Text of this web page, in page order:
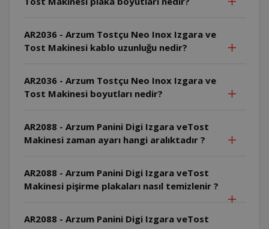
AR2036 - Arzum Tostçu Neo Inox Izgara ve
Tost Makinesi kablo uzunluğu nedir?
AR2036 - Arzum Tostçu Neo Inox Izgara ve
Tost Makinesi boyutları nedir?
AR2088 - Arzum Panini Digi Izgara veTost
Makinesi zaman ayarı hangi aralıktadır ?
AR2088 - Arzum Panini Digi Izgara veTost
Makinesi pişirme plakaları nasıl temizlenir ?
AR2088 - Arzum Panini Digi Izgara veTost